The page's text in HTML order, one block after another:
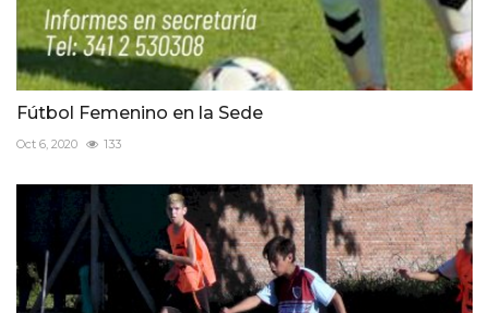
Fútbol Femenino en la Sede
Oct 6, 2020 133